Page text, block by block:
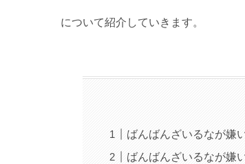
について紹介していきます。
ばんばんざいるなが嫌
ばんばんざいるなが嫌